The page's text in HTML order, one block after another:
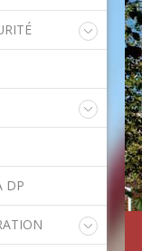
Val-de-
DP